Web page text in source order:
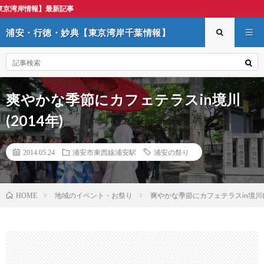
浦安・行徳・妙典【東京湾岸千葉情報】
爽やかな季節にカフェテラスin境川
(2014年)
2014.05.24 浦安市東西線浦安駅 浦安の祭り
HOME 地域のイベント・お祭り 爽やかな季節にカフェテラスin境